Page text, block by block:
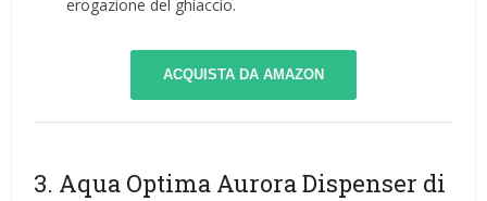
erogazione del ghiaccio.
ACQUISTA DA AMAZON
3. Aqua Optima Aurora Dispenser di